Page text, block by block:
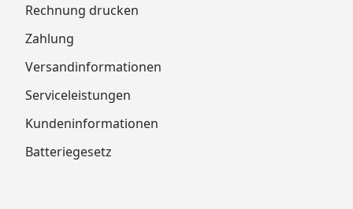
Rechnung drucken
Zahlung
Versandinformationen
Serviceleistungen
Kundeninformationen
Batteriegesetz